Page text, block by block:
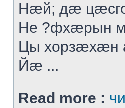
Нæй; дæ
Не ?фхæрын
Цы хорзæхæн
Йæ ...
Read more :